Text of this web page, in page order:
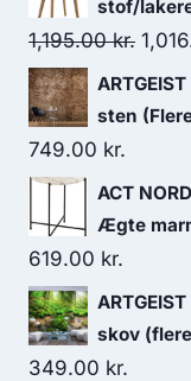
stof/
1,195.00kr.
sten
749.00 kr.
ACT
Ægte
619.00 kr.
skov
349.00 kr.